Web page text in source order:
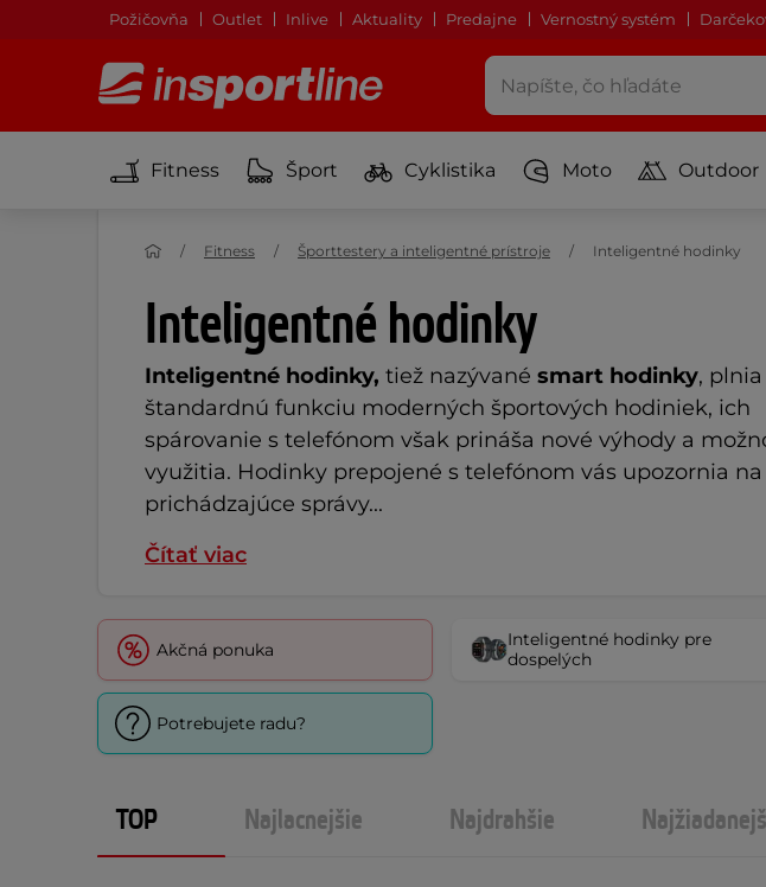
Požičovňa Outlet Inlive Aktuality Predajne Vernostný systém
Fitness Šport Cyklistika Moto Outdoor
Inteligentné hodinky
Inteligentné hodinky, tiež nazývané smart hodinky, plnia
štandardnú funkciu moderných športových hodiniek, ich
spárovanie s telefónom však prináša nové výhody a
využitia. Hodinky prepojené s telefónom vás upozornia na
prichádzajúce správy...
Čítať viac
Fitness Športtestery a inteligentné prístroje Inteligentné hodinky
Akčná ponuka
Inteligentné hodinky pre
dospelých
Potrebujete radu?
TOP Najlacnejšie Najdrahšie